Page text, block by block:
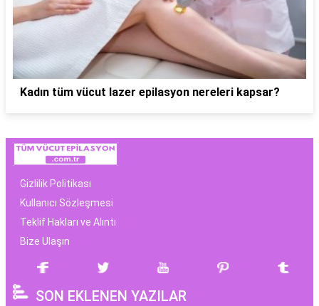
Kadın tüm vücut lazer epilasyon nereleri kapsar?
Gizlilik Politikası
Kullanıcı Sözleşmesi
Teklif Hakları ve Alıntı
Bize Ulaşın
SON EKLENEN YAZILAR